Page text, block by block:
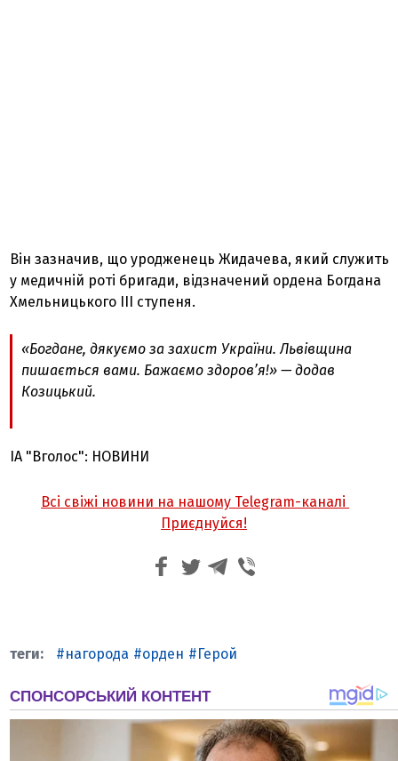
Він зазначив, що уродженець Жидачева, який служить
у медичній роті бригади, відзначений ордена Богдана
Хмельницького ІІІ ступеня.
«Богдане, дякуємо за захист України. Львівщина
пишається вами. Бажаємо здоров’я!» — додав
Козицький.
ІА "Вголос": НОВИНИ
Всі свіжі новини на нашому Telegram-каналі
Приєднуйся!
нагорода орден Герой